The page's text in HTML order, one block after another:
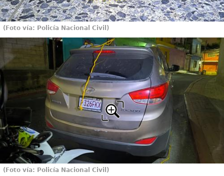
(Foto vía: Policía Nacional Civil)
(Foto vía: Policía Nacional Civil)